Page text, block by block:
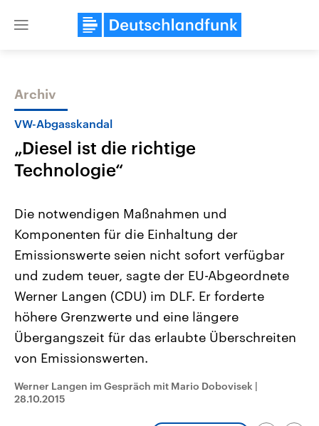
Close
Themen
Landtagswahl Sachsen-Anhalt
2026
Alle Informationen
Sachsen-Anhalt wählt am 6.
September 2026 einen neuen
Landtag. Seit 2021 wird das
Bundesland von einer Koalition aus
Umfragen, Prognosen,
und Hintergründe zu den Parteien
Wahl.
USA
Aktuelle Beiträge,
Hintergründe
Wirtschaftlich und
gehören die Vereinigten
den mächtigsten Ländern
mit großem Einfluss auf
aktuelle Weltgeschehen.
Sendungen Programm
Audio-Archiv
Archiv
VW-Abgasskandal
„Diesel ist die richtige
Technologie“
Die notwendigen Maßnahmen und
Komponenten für die Einhaltung der
Emissionswerte seien nicht sofort verfügbar
und zudem teuer, sagte der EU-Abgeordnete
Werner Langen (CDU) im DLF. Er forderte
höhere Grenzwerte und eine längere
Übergangszeit für das erlaubte Überschreiten
von Emissionswerten.
Werner Langen im Gespräch mit Mario Dobovisek |
28.10.2015